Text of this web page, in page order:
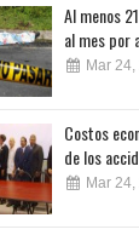
Al menos
al mes por
Mar
Costos
de los
Mar